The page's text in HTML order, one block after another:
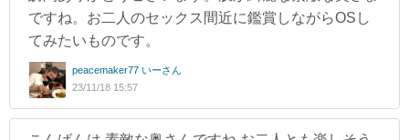
ですね。お二人のセックス間近に鑑賞しながらOSし
てみたいものです。
peacemaker77 いーさん
23/11/18 15:57